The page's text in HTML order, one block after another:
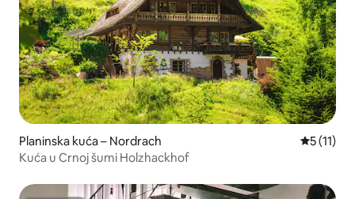
Planinska kuća – Nordrach
5 (11)
Kuća u Crnoj šumi Holzhackhof